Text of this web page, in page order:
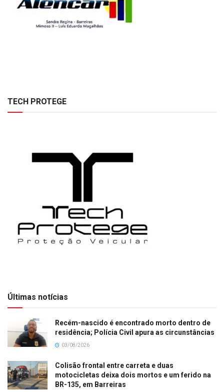
TECH PROTEGE
Últimas notícias
Recém-nascido é encontrado morto dentro de
residência; Polícia Civil apura as circunstâncias
03/08/2026
Colisão frontal entre carreta e duas
motocicletas deixa dois mortos e um ferido na
BR-135, em Barreiras